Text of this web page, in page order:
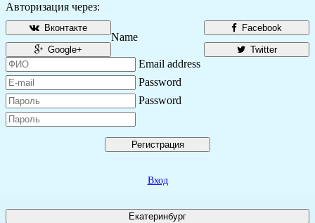
Авторизация через:
Facebook
Вконтакте
Twitter
Google+
Name
Email address
Password
Password
Регистрация
Вход
Екатеринбург